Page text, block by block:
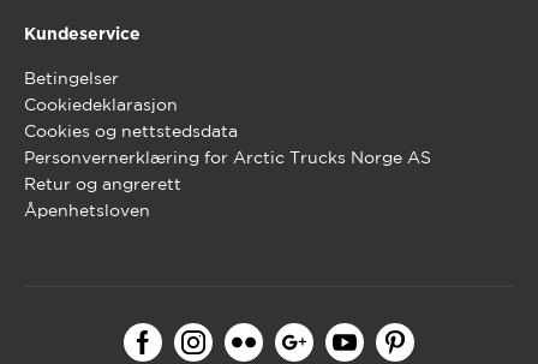
Kundeservice
Betingelser
Cookiedeklarasjon
Cookies og nettstedsdata
Personvernerklæring for Arctic Trucks Norge AS
Retur og angrerett
Åpenhetsloven